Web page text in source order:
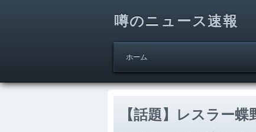
噂のニュース速報
ホーム
【話題】レスラー